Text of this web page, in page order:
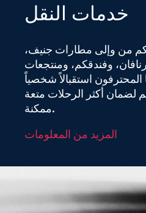
خدمات النقل
من وإلى مطارات جنيف،
وفندقكم، ومنتجعات
المحترفون استقبالاً شخصياً
أكثر الرحلات متعة
ممكنة.
المزيد من المعلومات